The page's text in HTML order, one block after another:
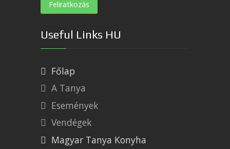
Useful Links HU
Főlap
A Tanya
Események
Vendégek
Magyar Tanya Konyha